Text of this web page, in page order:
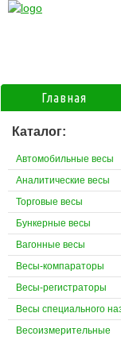
Каталог:
Автомобильные весы
Аналитические весы
Торговые весы
Бункерные весы
Вагонные весы
Весы-компараторы
Весы-регистраторы
Весы специального
Весоизмерительные
Главная